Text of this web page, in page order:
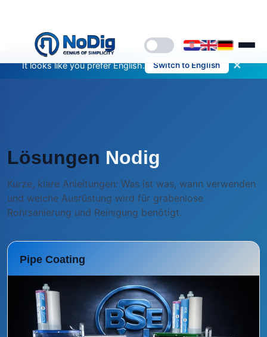
It looks like you prefer English. Switch to English ✕
Lösungen Nodig
Kurze, klare Anleitungen: Was ist was, wann verwenden
und welche Ausrüstung wird für grabenlose
Rohrsanierung und Reinigung benötigt.
Pipe Coating